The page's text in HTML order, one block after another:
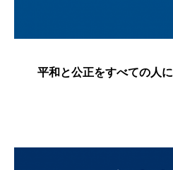
平和と公正をすべての人に